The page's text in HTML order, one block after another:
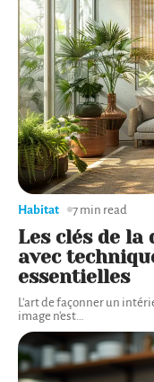
Les clés de
avec
essentielles
L'art de façonner un
image n'est
Habitat 7 min read